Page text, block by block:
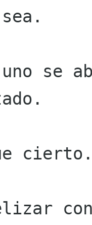
uno se